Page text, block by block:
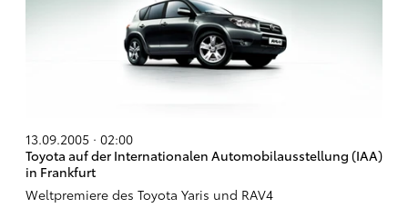
13.09.2005 · 02:00
Toyota auf der Internationalen Automobilausstellung (IAA)
in Frankfurt
Weltpremiere des Toyota Yaris und RAV4